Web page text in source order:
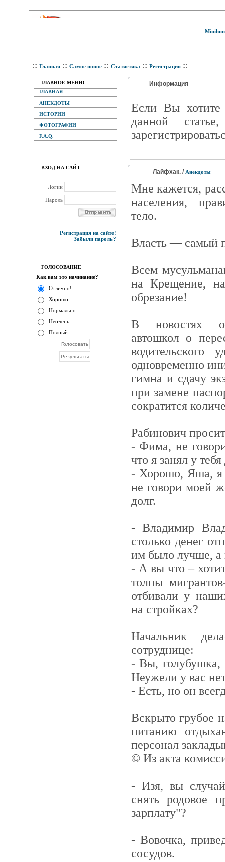
:: Главная :: Самое новое :: Статистика :: Регистрация ::
ГЛАВНОЕ МЕНЮ
ГЛАВНАЯ
АНЕКДОТЫ
ИСТОРИИ
ФОТОГРАФИИ
F.A.Q.
ВХОД НА САЙТ
Логин
Пароль
Регистрация на сайте!
Забыли пароль?
ГОЛОСОВАНИЕ
Как вам это начинание?
Отлично!
Хорошо.
Нормально.
Неочень.
Полный ...
Информация
Eсли Вы хотите
данной
Лайфхак. / Анекдоты
Мне кажется,
населения,
тело.
Власть — самый
Всем
на Крещение,
обрезание!
В новостях
автошкол о
водительского
одновременно
гимна и сдачу
при замене
сократится
Рабинович
- Фима, не
что я занял у
- Хорошо, Яша, я
не говори моей
долг.
- Владимир
столько денег
им было лучше, а
- А вы что –
толпы
отбивали у
на стройках?
Начальник
сотруднице:
- Вы, голубушка,
Неужели у вас
- Есть, но он
Вскрыто грубое
питанию
персонал
© Из акта
- Изя, вы
снять родовое
зарплату"?
- Вовочка,
сосудов.